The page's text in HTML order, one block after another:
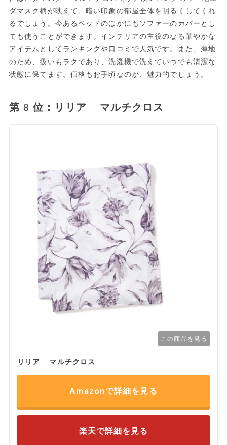
ダマスク柄が映えて、暗い印象の部屋全体を明るくしてくれ
るでしょう。今あるベッドのほかにもソファーのカバーとし
ても使うことができます。インテリアの主役のなる華やかな
アイテムとしてランキングや口コミで人気です。また、薄地
のため、扱いもラクであり、洗濯機で洗えていつでも清潔な
状態に保てます。価格もお手頃なのが、魅力的でしょう。
第8位：リリア マルチクロス
この商品を見る
リリア マルチクロス
Amazonで詳細を見る
楽天で詳細を見る